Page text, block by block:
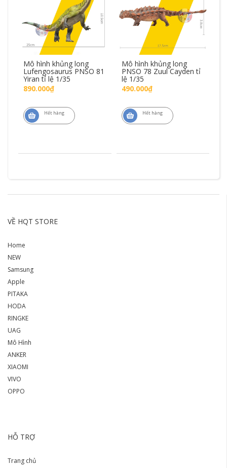
Mô hình khủng long
Lufengosaurus PNSO 81
Yiran tỉ lệ 1/35
890.000₫
Hết hàng
Mô hình khủng long
PNSO 78 Zuul Cayden tỉ
lệ 1/35
490.000₫
Hết hàng
VỀ HQT STORE
Home
NEW
Samsung
Apple
PITAKA
HODA
RINGKE
UAG
Mô Hình
ANKER
XIAOMI
VIVO
OPPO
HỖ TRỢ
Trang chủ